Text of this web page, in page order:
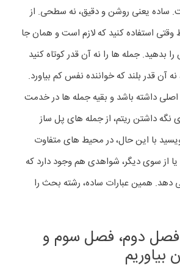
ساده یعنی روشن و دقیق، نه سطحی. از
استفاده کنید که لازم است و همان جا
بدهید. جمله ها را نه آن قدر کوتاه کنید
آن قدر بلند که خواننده نفس کم بیاورد.
اصلی داشته باشد و بقیه جمله ها در خدمت
نگه داشتن ریتم، از جمله های پل ساز
با این حال، در محیط های متفاوت
از سوی دیگر، شواهدی هم وجود دارد که
دهد. همین عبارات ساده، رشته بحث را
فصل دوم، فصل سوم و
بیاوریم